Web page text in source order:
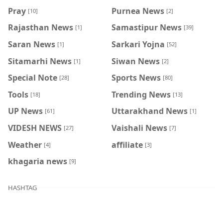
Pray [10] Purnea News [2]
Rajasthan News [1] Samastipur News [39]
Saran News [1] Sarkari Yojna [52]
Sitamarhi News [1] Siwan News [2]
Special Note [28] Sports News [80]
Tools [18] Trending News [13]
UP News [61] Uttarakhand News [1]
VIDESH NEWS [27] Vaishali News [7]
Weather [4] affiliate [3]
khagaria news [9]
HASHTAG